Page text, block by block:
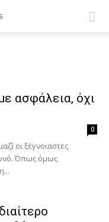
ασφάλεια, όχι
0
οι ξέγνοιαστες
Όπως όμως